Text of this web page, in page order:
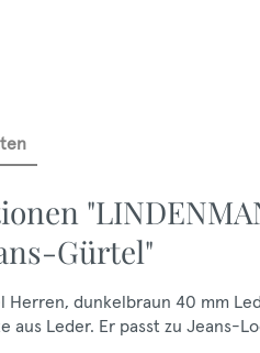
Gürtel"
Herren, dunkelbraun 40 mm
aus Leder. Er passt zu Jeans-